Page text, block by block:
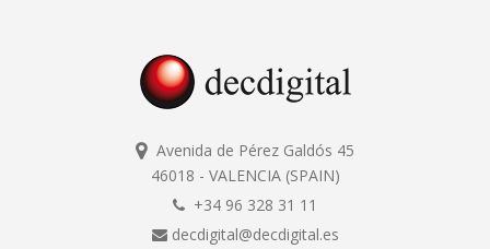
Avenida de Pérez Galdós 45
46018 - VALENCIA (SPAIN)
+34 96 328 31 11
decdigital@decdigital.es